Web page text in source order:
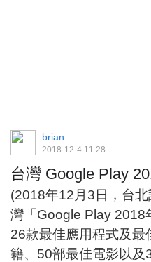
brian
2018-12-4 11:28
台灣 Google Play
(2018年12月3日，台
灣「Google Play 2018
26款最佳應用程式及
籍、50部最佳電影以及